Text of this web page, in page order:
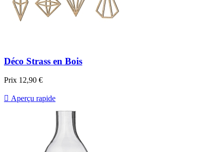
Déco Strass en Bois
Prix 12,90 €
 Aperçu rapide